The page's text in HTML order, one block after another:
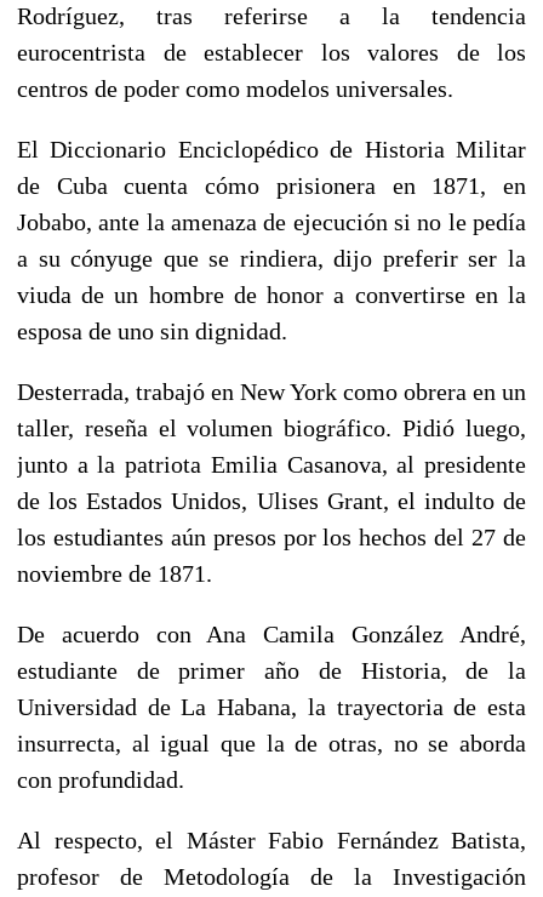
Rodríguez, tras referirse a la tendencia
eurocentrista de establecer los valores de los
centros de poder como modelos universales.
El Diccionario Enciclopédico de Historia Militar
de Cuba cuenta cómo prisionera en 1871, en
Jobabo, ante la amenaza de ejecución si no le pedía
a su cónyuge que se rindiera, dijo preferir ser la
viuda de un hombre de honor a convertirse en la
esposa de uno sin dignidad.
Desterrada, trabajó en New York como obrera en un
taller, reseña el volumen biográfico. Pidió luego,
junto a la patriota Emilia Casanova, al presidente
de los Estados Unidos, Ulises Grant, el indulto de
los estudiantes aún presos por los hechos del 27 de
noviembre de 1871.
De acuerdo con Ana Camila González André,
estudiante de primer año de Historia, de la
Universidad de La Habana, la trayectoria de esta
insurrecta, al igual que la de otras, no se aborda
con profundidad.
Al respecto, el Máster Fabio Fernández Batista,
profesor de Metodología de la Investigación